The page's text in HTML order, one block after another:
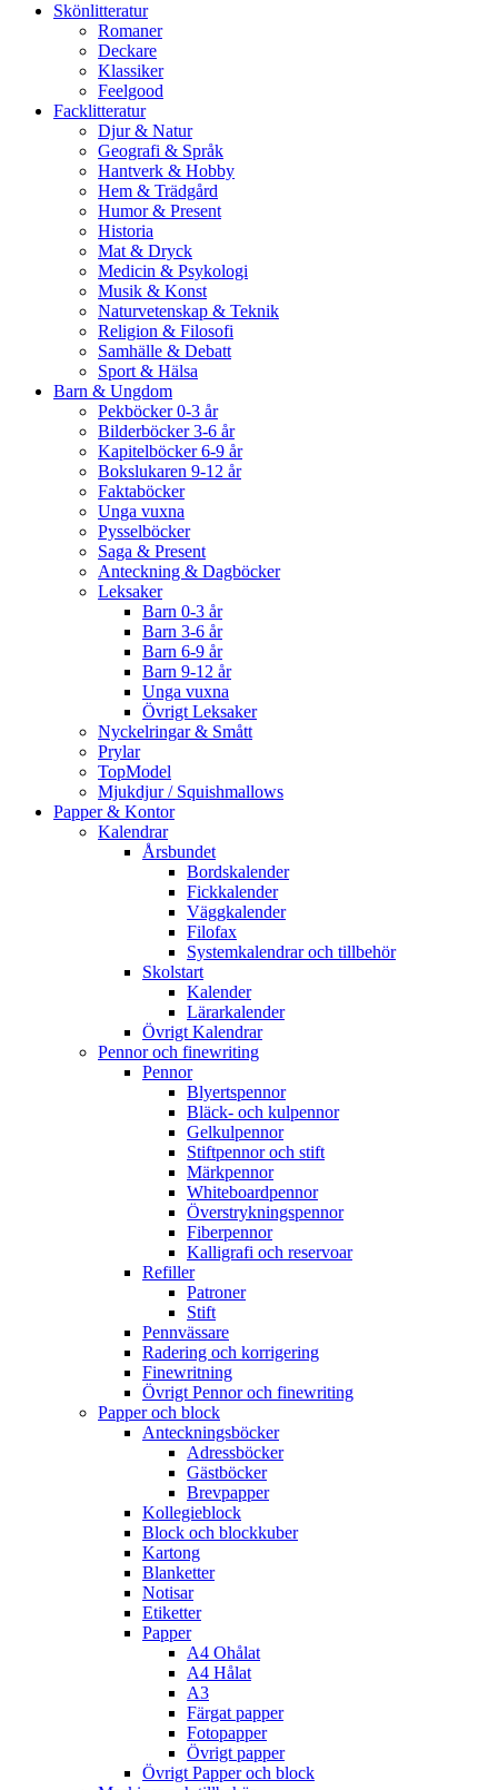
Skönlitteratur
Romaner
Deckare
Klassiker
Feelgood
Facklitteratur
Djur & Natur
Geografi & Språk
Hantverk & Hobby
Hem & Trädgård
Humor & Present
Historia
Mat & Dryck
Medicin & Psykologi
Musik & Konst
Naturvetenskap & Teknik
Religion & Filosofi
Samhälle & Debatt
Sport & Hälsa
Barn & Ungdom
Pekböcker 0-3 år
Bilderböcker 3-6 år
Kapitelböcker 6-9 år
Bokslukaren 9-12 år
Faktaböcker
Unga vuxna
Pysselböcker
Saga & Present
Anteckning & Dagböcker
Leksaker
Barn 0-3 år
Barn 3-6 år
Barn 6-9 år
Barn 9-12 år
Unga vuxna
Övrigt Leksaker
Nyckelringar & Smått
Prylar
TopModel
Mjukdjur / Squishmallows
Papper & Kontor
Kalendrar
Årsbundet
Bordskalender
Fickkalender
Väggkalender
Filofax
Systemkalendrar och tillbehör
Skolstart
Kalender
Lärarkalender
Övrigt Kalendrar
Pennor och finewriting
Pennor
Blyertspennor
Bläck- och kulpennor
Gelkulpennor
Stiftpennor och stift
Märkpennor
Whiteboardpennor
Överstrykningspennor
Fiberpennor
Kalligrafi och reservoar
Refiller
Patroner
Stift
Pennvässare
Radering och korrigering
Finewritning
Övrigt Pennor och finewriting
Papper och block
Anteckningsböcker
Adressböcker
Gästböcker
Brevpapper
Kollegieblock
Block och blockkuber
Kartong
Blanketter
Notisar
Etiketter
Papper
A4 Ohålat
A4 Hålat
A3
Färgat papper
Fotopapper
Övrigt papper
Övrigt Papper och block